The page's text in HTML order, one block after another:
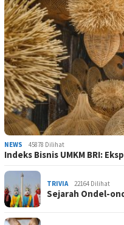
NEWS 45878 Dilihat
Indeks Bisnis UMKM BRI:
TRIVIA 22164 Dilihat
Sejarah Ondel-